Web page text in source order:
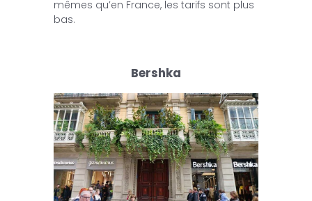
mêmes qu’en France, les tarifs sont plus
bas.
Bershka